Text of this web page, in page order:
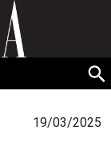
19/03/2025